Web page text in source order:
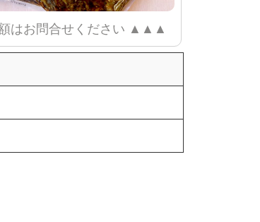
はお問合せください ▲▲▲